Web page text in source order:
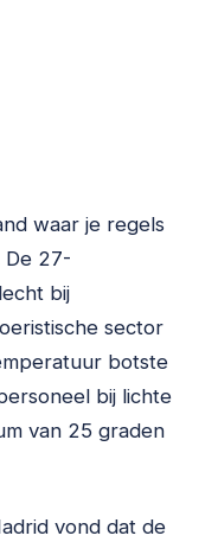
waar je regels
De 27-
bij
sector
botste
bij lichte
van 25 graden
vond dat de